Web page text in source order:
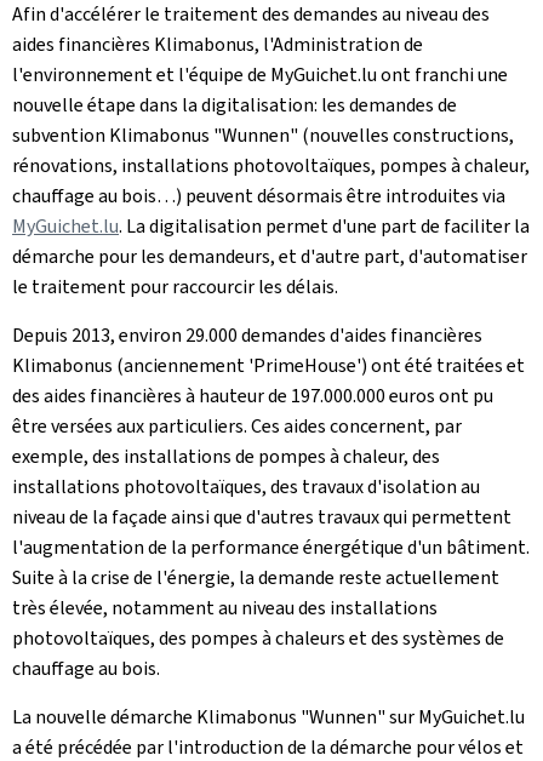
Afin d'accélérer le traitement des demandes au niveau des
aides financières Klimabonus, l'Administration de
l'environnement et l'équipe de MyGuichet.lu ont franchi une
nouvelle étape dans la digitalisation: les demandes de
subvention Klimabonus "Wunnen" (nouvelles constructions,
rénovations, installations photovoltaïques, pompes à chaleur,
chauffage au bois…) peuvent désormais être introduites via
MyGuichet.lu. La digitalisation permet d'une part de faciliter la
démarche pour les demandeurs, et d'autre part, d'automatiser
le traitement pour raccourcir les délais.
Depuis 2013, environ 29.000 demandes d'aides financières
Klimabonus (anciennement 'PrimeHouse') ont été traitées et
des aides financières à hauteur de 197.000.000 euros ont pu
être versées aux particuliers. Ces aides concernent, par
exemple, des installations de pompes à chaleur, des
installations photovoltaïques, des travaux d'isolation au
niveau de la façade ainsi que d'autres travaux qui permettent
l'augmentation de la performance énergétique d'un bâtiment.
Suite à la crise de l'énergie, la demande reste actuellement
très élevée, notamment au niveau des installations
photovoltaïques, des pompes à chaleurs et des systèmes de
chauffage au bois.
La nouvelle démarche Klimabonus "Wunnen" sur MyGuichet.lu
a été précédée par l'introduction de la démarche pour vélos et